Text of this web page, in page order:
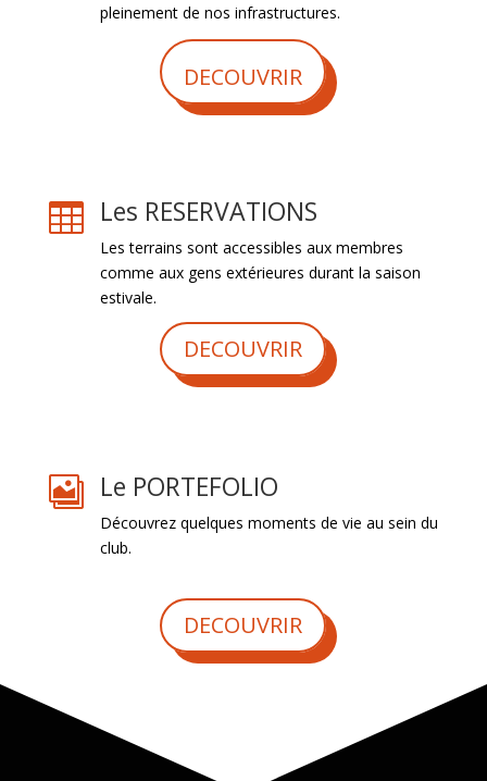
pleinement de nos infrastructures.
DECOUVRIR
 Les RESERVATIONS
Les terrains sont accessibles aux membres
comme aux gens extérieures durant la saison
estivale.
DECOUVRIR
 Le PORTEFOLIO
Découvrez quelques moments de vie au sein du
club.
DECOUVRIR